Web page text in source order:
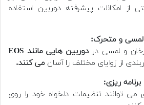
از امکانات پیشرفته دوربین استفاده
و متحرک:
و لمسی در
دوربین هایی مانند EOS
از زوایای مختلف را آسان می کنند.
ریزی:
می توانند تنظیمات دلخواه خود را روی